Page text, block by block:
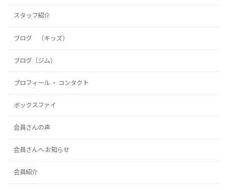
スタッフ紹介
ブログ （キッズ）
ブログ（ジム）
プロフィール ・ コンタクト
ボックスファイ
会員さんの声
会員さんへ お知らせ
会員紹介